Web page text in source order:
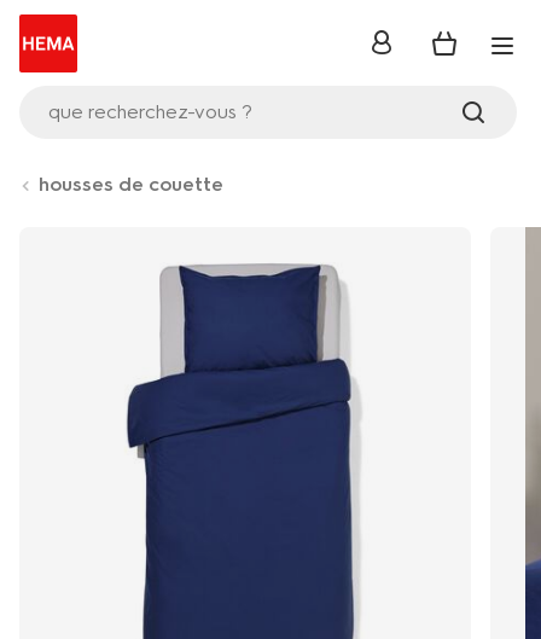
que recherchez-vous ?
se
housses de couette